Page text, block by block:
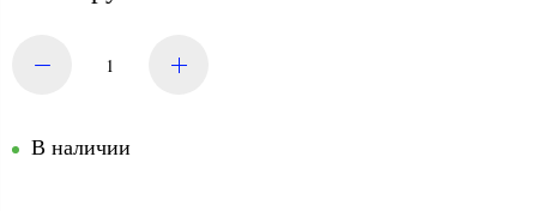
В наличии